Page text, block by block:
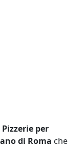
Pizzerie per
di Roma che